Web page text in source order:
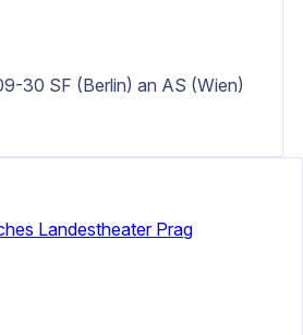
30 SF (Berlin) an AS (Wien)
Landestheater Prag